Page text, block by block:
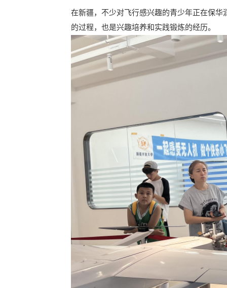
在新疆，不少对飞行感兴趣的青少年正在保
的过程，也是兴趣培养和实践锻炼的经历。